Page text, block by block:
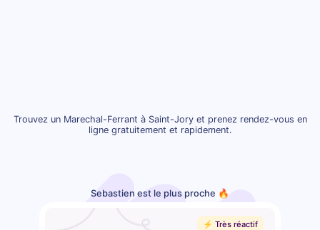
Trouvez un Marechal-Ferrant à Saint-Jory et prenez rendez-vous en
ligne gratuitement et rapidement.
Sebastien est le plus proche 🔥
⚡️ Très réactif